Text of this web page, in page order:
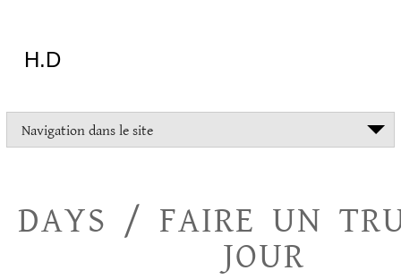
H.D
tout
essayer
Navigation dans le site
DAYS / FAIRE UN
JOUR